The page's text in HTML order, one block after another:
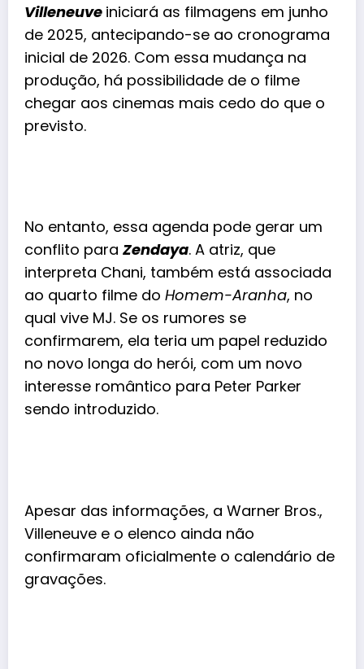
Villeneuve iniciará as filmagens em junho
de 2025, antecipando-se ao cronograma
inicial de 2026. Com essa mudança na
produção, há possibilidade de o filme
chegar aos cinemas mais cedo do que o
previsto.
No entanto, essa agenda pode gerar um
conflito para Zendaya. A atriz, que
interpreta Chani, também está associada
ao quarto filme do Homem-Aranha, no
qual vive MJ. Se os rumores se
confirmarem, ela teria um papel reduzido
no novo longa do herói, com um novo
interesse romântico para Peter Parker
sendo introduzido.
Apesar das informações, a Warner Bros.,
Villeneuve e o elenco ainda não
confirmaram oficialmente o calendário de
gravações.